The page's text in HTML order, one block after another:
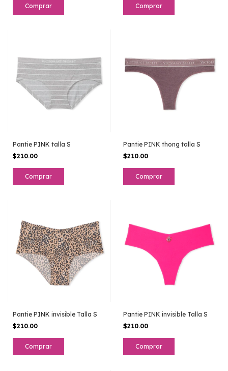
Pantie PINK talla S
$210.00
Pantie PINK thong talla S
$210.00
Pantie PINK invisible Talla S
$210.00
Pantie PINK invisible Talla S
$210.00